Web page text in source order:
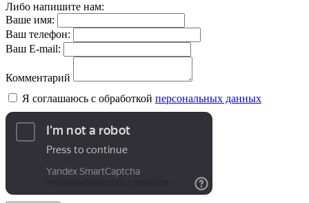
Либо напишите нам:
Ваше имя:
Ваш телефон:
Ваш E-mail:
Комментарий
Я соглашаюсь с обработкой персональных данных